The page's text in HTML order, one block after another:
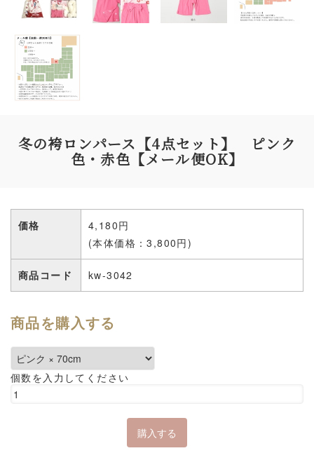
冬の袴ロンパース【4点セット】 ピンク
色・赤色【メール便OK】
価格
4,180円
(本体価格：3,800円)
商品コード kw-3042
商品を購入する
個数を入力してください